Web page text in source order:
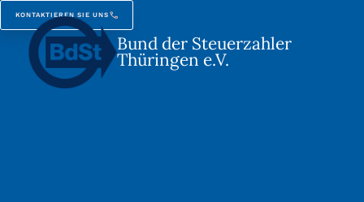
Bund der Steuerzahler
Thüringen e.V.
KONTAKTIEREN SIE UNS